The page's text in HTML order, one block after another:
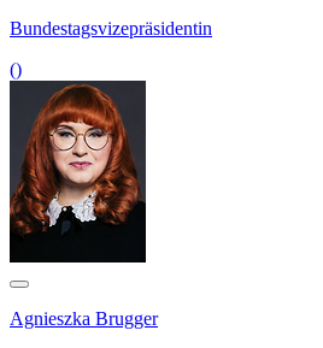
Bundestagsvizepräsidentin
()
Agnieszka Brugger